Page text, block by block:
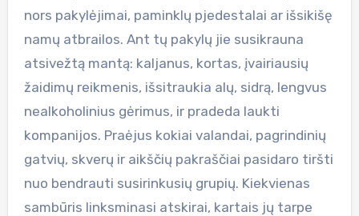
nors pakylėjimai, paminklų pjedestalai ar išsikišę
namų atbrailos. Ant tų pakylų jie susikrauna
atsivežtą mantą: kaljanus, kortas, įvairiausių
žaidimų reikmenis, išsitraukia alų, sidrą, lengvus
nealkoholinius gėrimus, ir pradeda laukti
kompanijos. Praėjus kokiai valandai, pagrindinių
gatvių, skverų ir aikščių pakraščiai pasidaro tiršti
nuo bendrauti susirinkusių grupių. Kiekvienas
sambūris linksminasi atskirai, kartais jų tarpe